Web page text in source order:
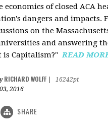
economics of closed ACA
dangers and impacts.
on the
and answering
is Capitalism?"READ
RICHARD WOLFF
16242pt
2016
SHARE